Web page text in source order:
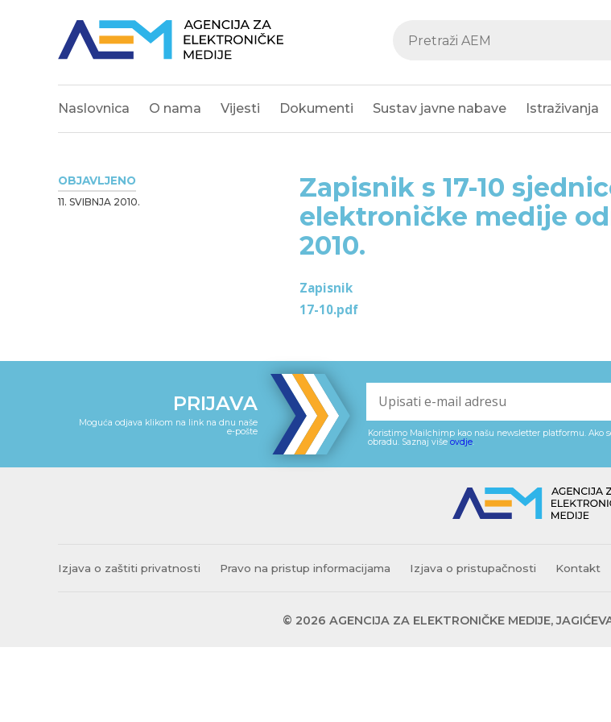
Naslovnica O nama Vijesti Dokumenti Sustav javne nabave Istraživanja
OBJAVLJENO
11. SVIBNJA 2010.
Zapisnik s 17-10
elektroničke medije
2010.
Zapisnik
17-10.pdf
PRIJAVA
Moguća odjava klikom na link na dnu naše
e-pošte
Koristimo Mailchimp kao našu newsletter platformu.
obradu. Saznaj više ovdje.
Izjava o zaštiti privatnosti Pravo na pristup informacijama Izjava o pristupačnosti Kontakt
© 2026 AGENCIJA ZA ELEKTRONIČKE MEDIJE,